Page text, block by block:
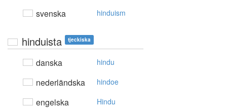
svenska hinduism
hinduista tjeckiska
danska hindu
nederländska hindoe
engelska Hindu